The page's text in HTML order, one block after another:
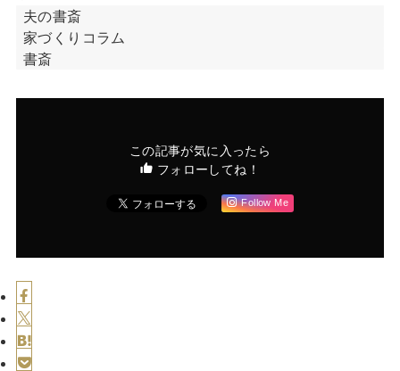
夫の書斎
家づくりコラム
書斎
この記事が気に入ったら
フォローしてね！
Follow Me